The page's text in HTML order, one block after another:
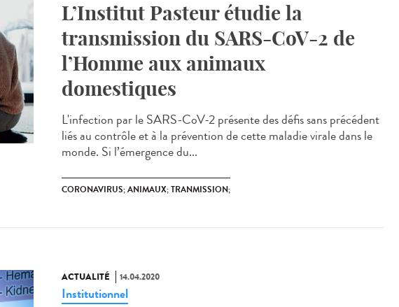
L’Institut Pasteur étudie la
transmission du SARS-CoV-2 de
l’Homme aux animaux
domestiques
L'infection par le SARS-CoV-2 présente des défis sans précédent
liés au contrôle et à la prévention de cette maladie virale dans le
monde. Si l’émergence du...
CORONAVIRUS; ANIMAUX; TRANMISSION;
ACTUALITÉ 14.04.2020
Institutionnel